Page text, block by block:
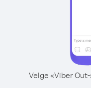
Velge «Viber